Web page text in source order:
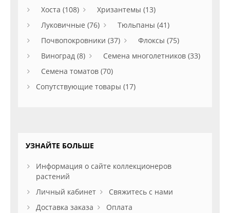
Хоста (108)
Хризантемы (13)
Луковичные (76)
Тюльпаны (41)
Почвопокровники (37)
Флоксы (75)
Виноград (8)
Семена многолетников (33)
Семена томатов (70)
Сопутствующие товары (17)
УЗНАЙТЕ БОЛЬШЕ
Информация о сайте коллекционеров
растений
Личный кабинет
Свяжитесь с нами
Доставка заказа
Оплата